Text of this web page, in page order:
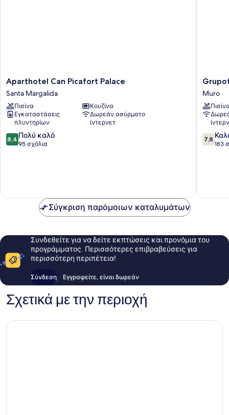
Aparthotel
Can
Picafort
Palace
Santa
Margalida
Aparthotel Can Picafort Palace
Santa Margalida
Πισίνα
Κουζίνα
Εγκαταστάσεις
πλυντηρίων
Δωρεάν ασύρματο
ίντερνετ
8.4
στα
8,4 Πολύ καλό
95 σχόλια
Alcudia
Pins
Muro
Muro
7.8
στα
7,8
183
Σύγκριση παρόμοιων καταλυμάτων
Συνδεθείτε για να δείτε εκπτώσεις και προνόμια του
προγράμματος. Περισσότερες επιβραβεύσεις για
περισσότερη περιπέτεια!
Σύνδεση Εγγραφείτε, είναι δωρεάν
Σχετικά με την περιοχή